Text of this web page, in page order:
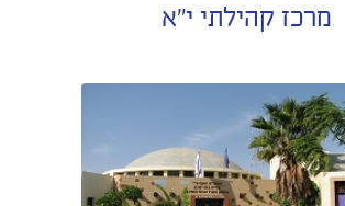
מרכז קהילתי י"א